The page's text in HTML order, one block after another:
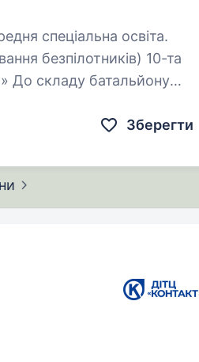
спеціальна освіта.
безпілотників) 10-та
До складу батальйону
Зберегти